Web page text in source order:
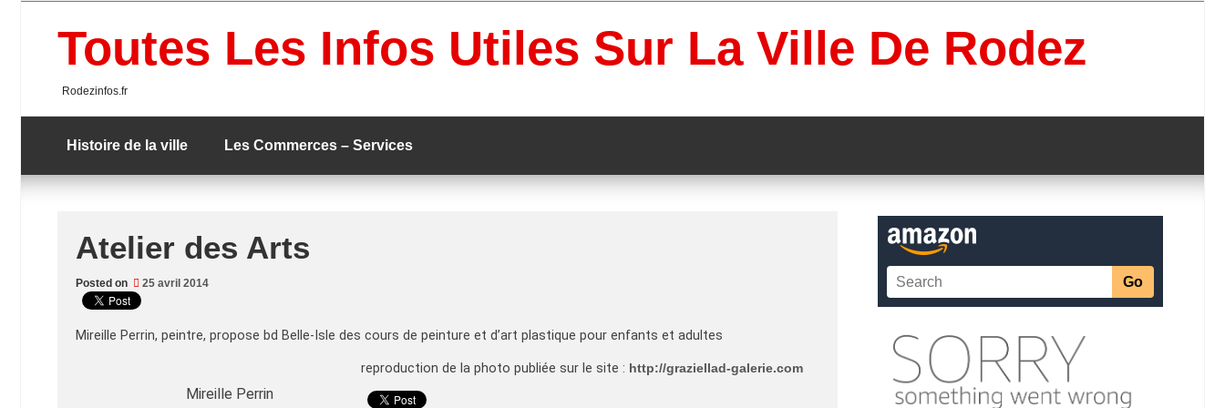
contentToutes Les Infos Utiles Sur La Ville De Rodez
Rodezinfos.fr
Histoire de la ville Les Commerces – Services
Atelier des Arts
Posted on 25 avril 2014
Mireille Perrin, peintre, propose bd Belle-Isle des cours de peinture et d’art plastique pour enfants et adultes
Mireille Perrin
reproduction de la photo publiée sur le site : http://graziellad-galerie.com